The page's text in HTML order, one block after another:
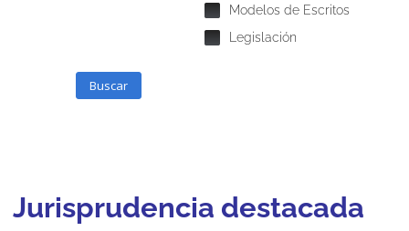
Modelos de Escritos
Legislación
Buscar
Jurisprudencia destacada